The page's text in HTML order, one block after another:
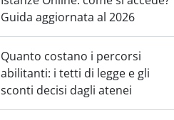
Guida aggiornata al 2026
Quanto costano i percorsi
abilitanti: i tetti di legge e gli
sconti decisi dagli atenei